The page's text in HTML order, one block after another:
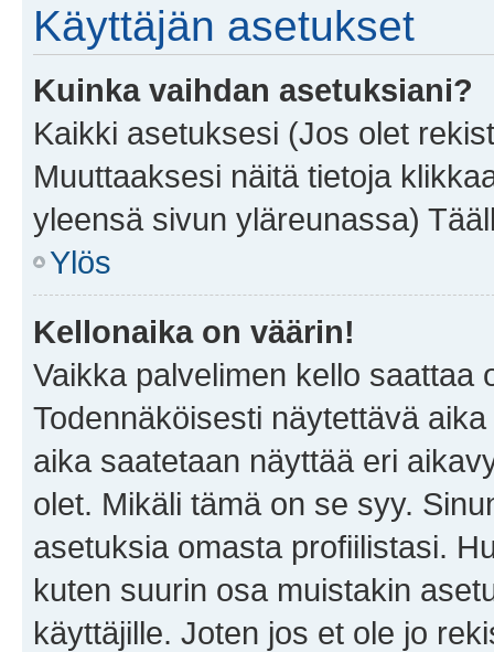
Käyttäjän asetukset
Kuinka vaihdan asetuksiani?
Kaikki asetuksesi (Jos olet
Muuttaaksesi näitä tietoja
yleensä sivun yläreunassa)
Ylös
Kellonaika on väärin!
Vaikka palvelimen kello saattaa
Todennäköisesti näytettävä
aika saatetaan näyttää eri
olet. Mikäli tämä on se syy.
asetuksia omasta profiilistasi.
kuten suurin osa muistakin
käyttäjille. Joten jos et ole jo